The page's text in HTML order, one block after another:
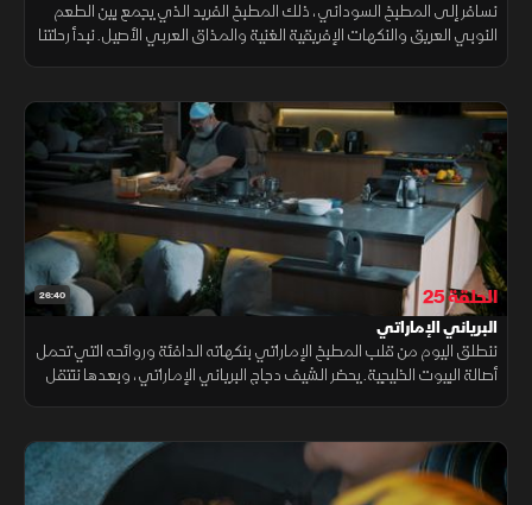
نسافر إلى المطبخ السوداني، ذلك المطبخ الفريد الذي يجمع بين الطعم
النوبي العريق والنكهات الإفريقية الغنية والمذاق العربي الأصيل. نبدأ رحلتنا
26:40 الحلقة 25
البرياني الإماراتي
ننطلق اليوم من قلب المطبخ الإماراتي بنكهاته الدافئة وروائحه التي تحمل
أصالة البيوت الخليجية. يحضر الشيف دجاج البرياني الإماراتي، وبعدها ننتقل